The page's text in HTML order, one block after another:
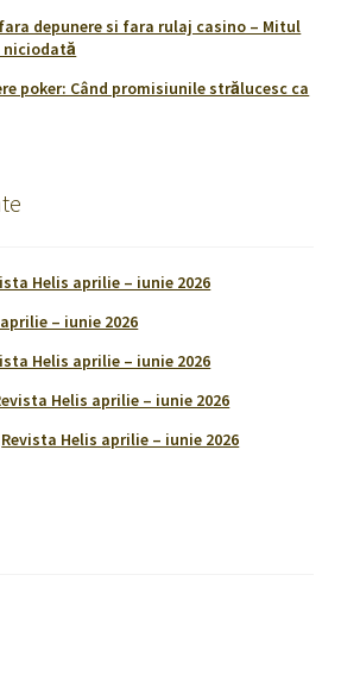
depunere si fara rulaj casino – Mitul
niciodată
poker: Când promisiunile strălucesc ca
Helis aprilie – iunie 2026
– iunie 2026
Helis aprilie – iunie 2026
Helis aprilie – iunie 2026
Revista Helis aprilie – iunie 2026